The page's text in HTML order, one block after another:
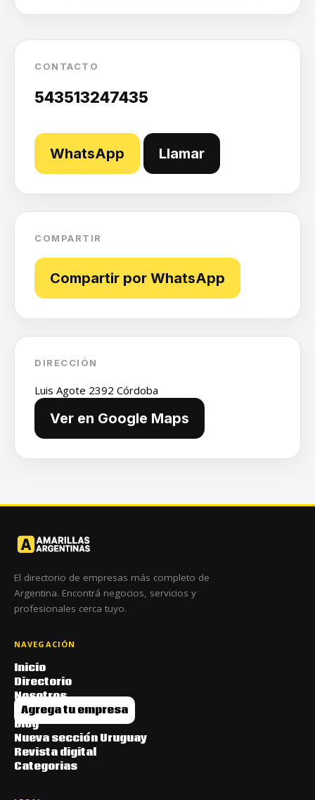
CONTACTO
543513247435
WhatsApp Llamar
COMPARTIR
Compartir por WhatsApp
DIRECCIÓN
Luis Agote 2392 Córdoba
Ver en Google Maps
El directorio de empresas más completo de
Argentina. Encontrá negocios, servicios y
profesionales cerca tuyo.
NAVEGACIÓN
Inicio
Directorio
Nosotros
Agrega tu empresa
Blog
Nueva sección Uruguay
Revista digital
Categorias